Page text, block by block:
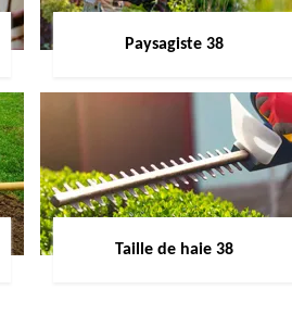
Paysagiste 38
Taille de haie 38